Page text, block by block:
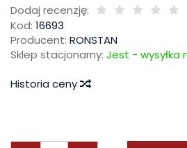
Dodaj recenzję:
Kod: 16693
Producent: RONSTAN
Sklep stacjonarny: Jest - wysyłka
Historia ceny